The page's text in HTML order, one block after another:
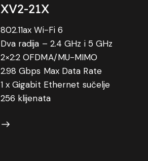
XV2-21X
802.11ax Wi-Fi 6
Dva radija – 2.4 GHz i 5 GHz
2×2:2 OFDMA/MU-MIMO
2.98 Gbps Max Data Rate
1 x Gigabit Ethernet sučelje
256 klijenata